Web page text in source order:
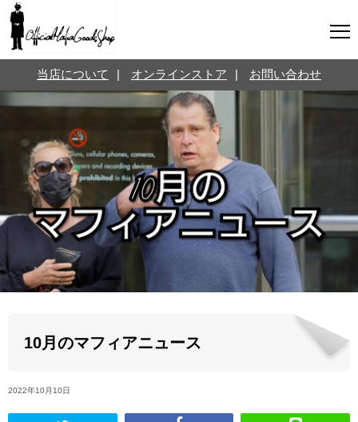
Twitterはこちら @jpmeyerlanskytm
カテゴリ
お知らせ マフィアの小話
三分で学ぶマフィア暗黒史 名言・悩み相談
時事ニュース 書籍紹介
ABOUT US
当店について オンラインストア お問い合わせ
10月のマフィアニュース
2022年10月10日
オンラインストア
お問い合わせ
言葉のお医者さん